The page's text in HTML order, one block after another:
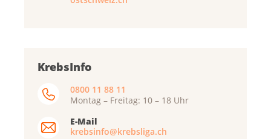
KrebsInfo
0800 11 88 11
Montag – Freitag: 10 – 18 Uhr
E-Mail
krebsinfo@krebsliga.ch